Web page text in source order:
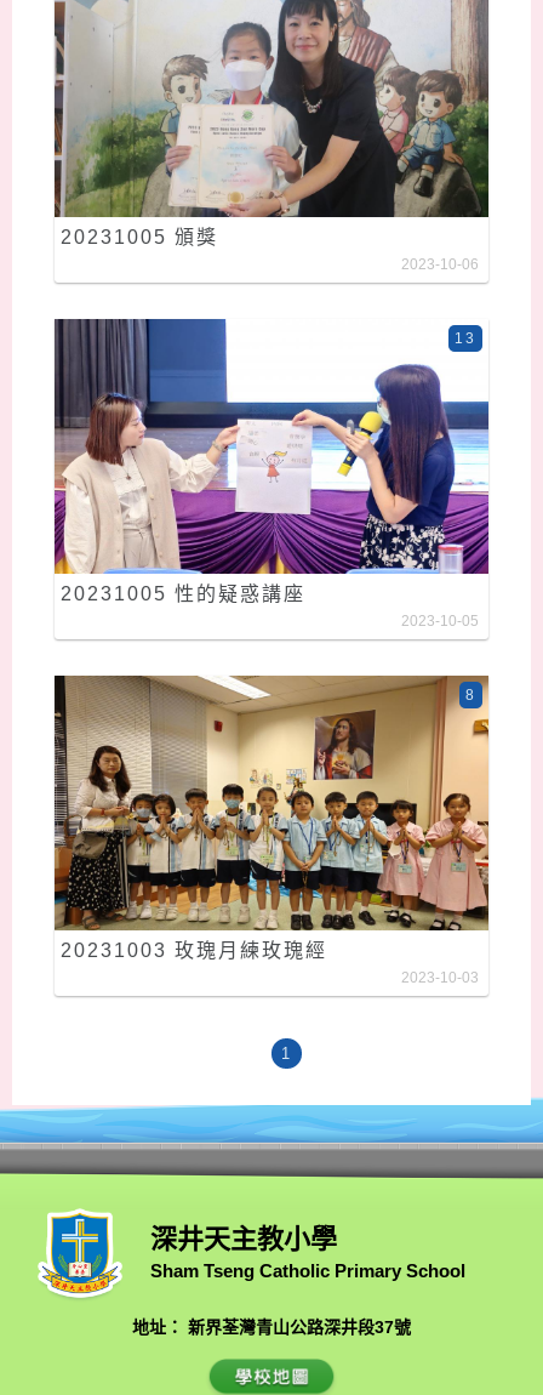
20231005 頒獎
2023-10-06
20231005 性的疑惑講座
13
2023-10-05
20231003 玫瑰月練玫瑰經
8
2023-10-03
1
深井天主教小學
Sham Tseng Catholic Primary School
地址： 新界荃灣青山公路深井段37號